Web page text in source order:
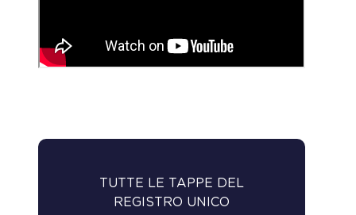
TUTTE LE TAPPE DEL
REGISTRO UNICO
SCARICA 11 MEMO, APPUNTI
DI LAVORO PER GLI